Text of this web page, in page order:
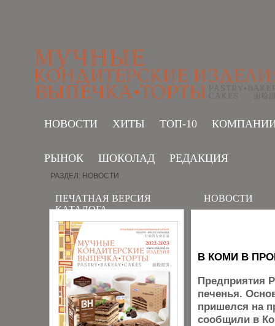
НОВОСТИ ХИТЫ ТОП-10
РЫНОК ШОКОЛАД РЕДАКЦИЯ
ПЕЧАТНАЯ ВЕРСИЯ
КАТАЛОГА
РАЗДЕЛ: НОВОСТИ
НОВОСТИ
В КОМИ В
Предприятия
печенья.
пришелся на
сообщили в